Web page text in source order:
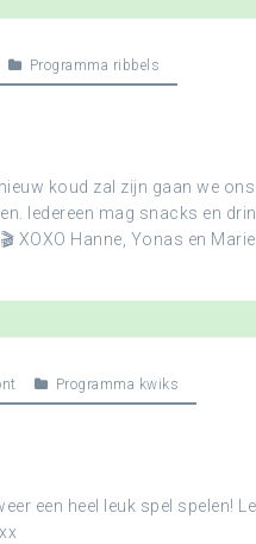
Programma ribbels
koud zal zijn gaan we
Iedereen mag snacks en
XOXO Hanne, Yonas en Marie
Programma kwiks
een heel leuk spel spelen!